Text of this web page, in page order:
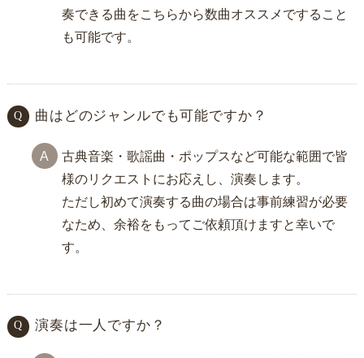
奏できる曲をこちらから数曲オススメですること
も可能です。
曲はどのジャンルでも可能ですか？
古典音楽・歌謡曲・ポップスなど可能な範囲で皆
様のリクエストにお応えし、演奏します。
ただし初めて演奏する曲の場合は事前練習が必要
なため、余裕をもってご依頼頂けますと幸いで
す。
演奏は一人ですか？